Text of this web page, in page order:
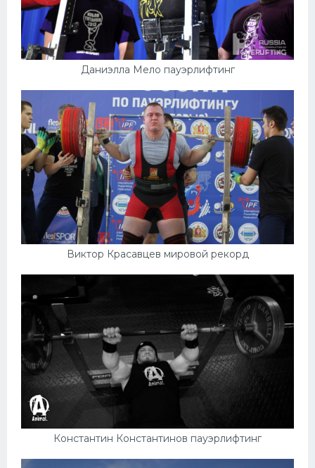
Даниэлла Мело пауэрлифтинг
Виктор Красавцев мировой рекорд
Константин Константинов пауэрлифтинг